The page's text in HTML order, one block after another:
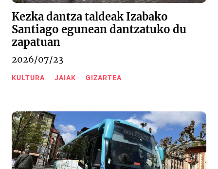
Kezka dantza taldeak Izabako
Santiago egunean dantzatuko du
zapatuan
2026/07/23
KULTURA JAIAK GIZARTEA